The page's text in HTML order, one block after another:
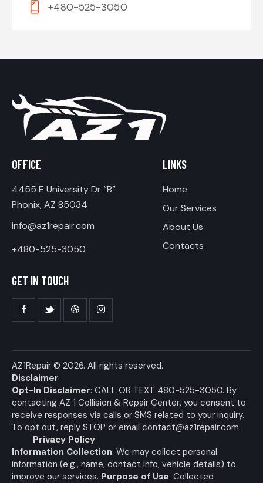
+480-525-3050
OFFICE
4455 E University Dr “B”
Phonix, AZ 85034
info@az1repair.com
+480-525-3050
LINKS
Home
Our Services
About Us
Contacts
GET IN TOUCH
AZ1Repair © 2026. All rights reserved.
Disclaimer
Opt-In Disclaimer: CALL OR TEXT 480-525-3050. By
contacting AZ 1 Collision & Repair Center, you consent to
receive responses via calls or SMS related to your inquiry.
To opt out, reply STOP or email contact@az1repair.com.
Privacy Policy
Information Collection: We may collect personal
information (e.g., name, contact info, vehicle details) to
improve our services. Purpose of Use: Collected